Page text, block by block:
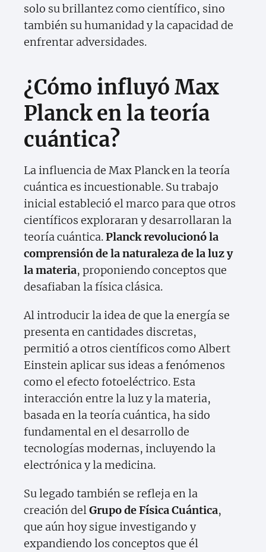
solo su brillantez como científico, sino
también su humanidad y la capacidad de
enfrentar adversidades.
¿Cómo influyó Max
Planck en la teoría
cuántica?
La influencia de Max Planck en la teoría
cuántica es incuestionable. Su trabajo
inicial estableció el marco para que otros
científicos exploraran y desarrollaran la
teoría cuántica.Planck revolucionó la
comprensión de la naturaleza de la luz y
la materia, proponiendo conceptos que
desafiaban la física clásica.
Al introducir la idea de que la energía se
presenta en cantidades discretas,
permitió a otros científicos como Albert
Einstein aplicar sus ideas a fenómenos
como el efecto fotoeléctrico. Esta
interacción entre la luz y la materia,
basada en la teoría cuántica, ha sido
fundamental en el desarrollo de
tecnologías modernas, incluyendo la
electrónica y la medicina.
Su legado también se refleja en la
creación delGrupo de Física Cuántica,
que aún hoy sigue investigando y
expandiendo los conceptos que él